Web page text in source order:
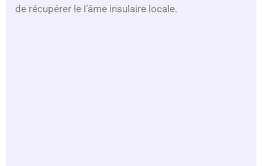
de récupérer le l’âme insulaire locale.